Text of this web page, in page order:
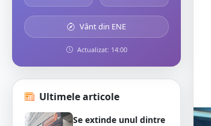
Vânt din ENE
Actualizat: 14:00
Ultimele articole
Se extinde unul dintre